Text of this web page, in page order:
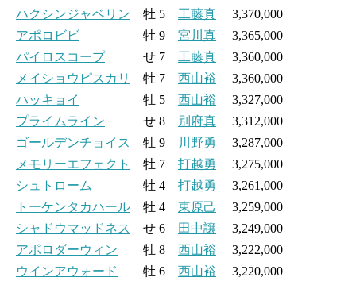
ハクシンジャベリン 牡 5 工藤真 3,370,000
アポロビビ 牡 9 宮川真 3,365,000
パイロスコープせ 7 工藤真 3,360,000
メイショウピスカリ
牡 7 西山裕 3,360,000
ハッキョイ
牡 5 西山裕 3,327,000
プライムライン せ 8 別府真 3,312,000
ゴールデンチョイス
牡 9 川野勇
3,287,000
メモリーエフェクト
牡 7 打越勇
3,275,000
シュトローム
牡 4 打越勇
3,261,000
トーケンタカハール 牡 4 東原己
3,259,000
シャドウマッドネス
せ 6 田中譲 3,249,000
アポロダーウィン 牡 8 西山裕 3,222,000
ウインアウォード
牡 6 西山裕 3,220,000